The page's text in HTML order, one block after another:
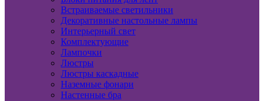
Встраиваемые светильники
Декоративные настольные лампы
Интерьерный свет
Комплектующие
Лампочки
Люстры
Люстры каскадные
Наземные фонари
Настенные бра